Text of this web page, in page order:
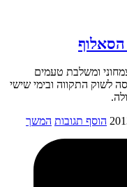
הסאלוף
ומשלבת טעמים
לשוק התקווה ובימי שישי
הוסף תגובות המשך